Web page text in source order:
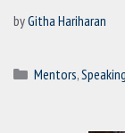
byGitha Hariharan
Categories
Mentors,